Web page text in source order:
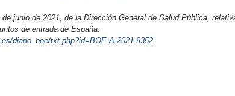
junio de 2021, de la Dirección General de Salud Pública,
de entrada de España.
diario_boe/txt.php?id=BOE-A-2021-9352